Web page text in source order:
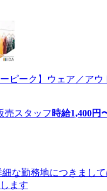
ピーク】ウェア／アウ
売スタッフ 時給1,400円
細な勤務地につきまし
ます